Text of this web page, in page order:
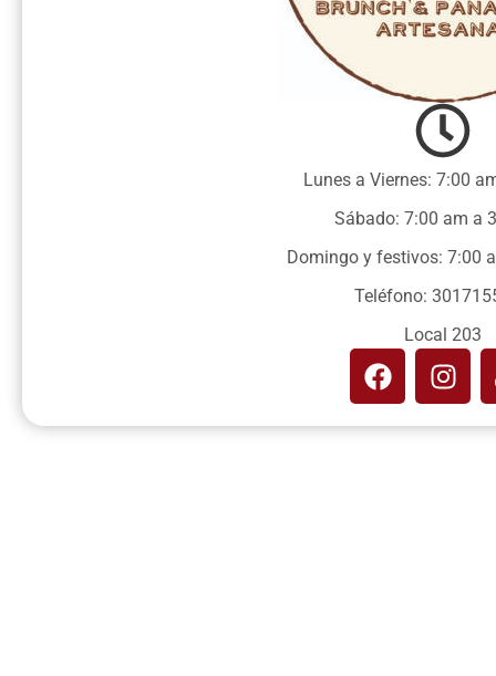
Lunes a Viernes: 7:00
Sábado: 7:00 am a
Domingo y festivos: 7:00
Teléfono:
Local 203